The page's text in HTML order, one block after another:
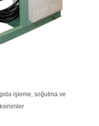
işleme, soğutma ve